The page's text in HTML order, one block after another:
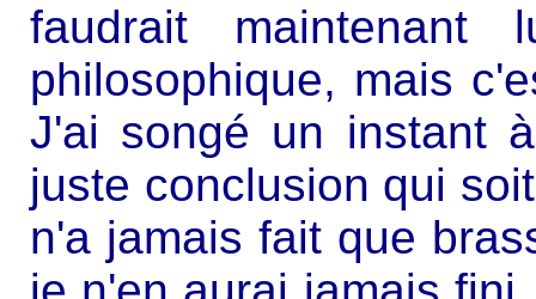
faudrait maintenant
philosophique, mais
J'ai songé un instant
juste conclusion qui
n'a jamais fait que